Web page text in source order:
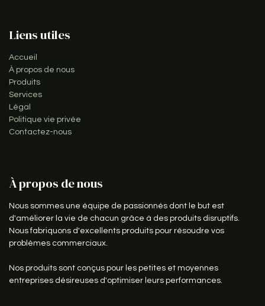
Liens utiles
Accueil
À propos de nous
Produits
Services
Légal
Politique vie privée
Contactez-nous
À propos de nous
Nous sommes une équipe de passionnés dont le but est
d'améliorer la vie de chacun grâce à des produits disruptifs.
Nous fabriquons d'excellents produits pour résoudre vos
problèmes commerciaux.
Nos produits sont conçus pour les petites et moyennes
entreprises désireuses d'optimiser leurs performances.